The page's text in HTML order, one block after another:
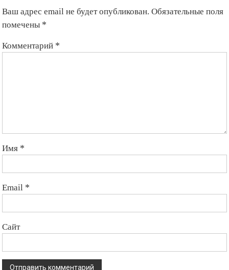
Ваш адрес email не будет опубликован. Обязательные поля
помечены *
Комментарий *
Имя *
Email *
Сайт